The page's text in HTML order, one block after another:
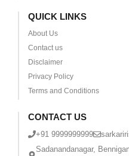
QUICK LINKS
About Us
Contact us
Disclaimer
Privacy Policy
Terms and Conditions
CONTACT US
+91 9999999999
Sadanandanagar,